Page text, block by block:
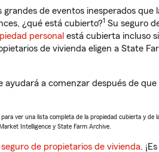
grandes de eventos inesperados que
¿qué está cubierto?1 Su seguro
personal está cubierta incluso
de vivienda eligen a State
ayudará a comenzar después de
ver una lista completa de la propiedad cubierta y de
Intelligence y State Farm Archive.
de propietarios de vivienda.